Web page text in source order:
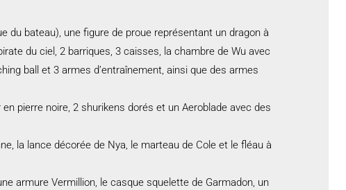
du bateau), une figure de proue représentant un dragon à
du ciel, 2 barriques, 3 caisses, la chambre de Wu avec
ball et 3 armes d’entraînement, ainsi que des armes
pierre noire, 2 shurikens dorés et un Aeroblade avec des
la lance décorée de Nya, le marteau de Cole et le fléau à
armure Vermillion, le casque squelette de Garmadon, un